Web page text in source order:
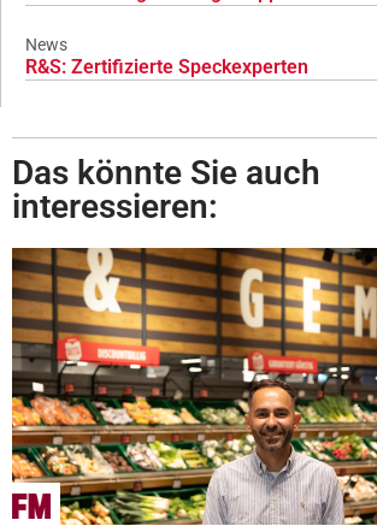
News
R&S: Zertifizierte Speckexperten
Das könnte Sie auch
interessieren: